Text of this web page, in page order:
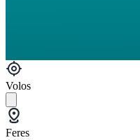
Volos
Feres